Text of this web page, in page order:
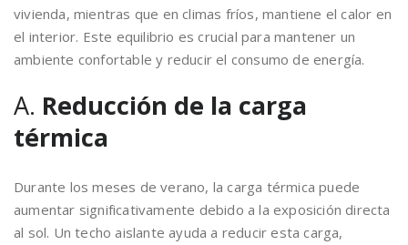
vivienda, mientras que en climas fríos, mantiene el calor en
el interior. Este equilibrio es crucial para mantener un
ambiente confortable y reducir el consumo de energía.
A. Reducción de la carga
térmica
Durante los meses de verano, la carga térmica puede
aumentar significativamente debido a la exposición directa
al sol. Un techo aislante ayuda a reducir esta carga,